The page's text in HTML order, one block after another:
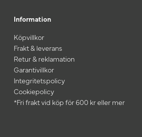
Information
Köpvillkor
Frakt & leverans
Retur & reklamation
Garantivillkor
Integritetspolicy
Cookiepolicy
*Fri frakt vid köp för 600 kr eller mer